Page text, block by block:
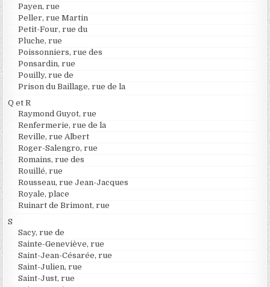
Payen, rue
Peller, rue Martin
Petit-Four, rue du
Pluche, rue
Poissonniers, rue des
Ponsardin, rue
Pouilly, rue de
Prison du Baillage, rue de la
Q et R
Raymond Guyot, rue
Renfermerie, rue de la
Reville, rue Albert
Roger-Salengro, rue
Romains, rue des
Rouillé, rue
Rousseau, rue Jean-Jacques
Royale, place
Ruinart de Brimont, rue
S
Sacy, rue de
Sainte-Geneviève, rue
Saint-Jean-Césarée, rue
Saint-Julien, rue
Saint-Just, rue